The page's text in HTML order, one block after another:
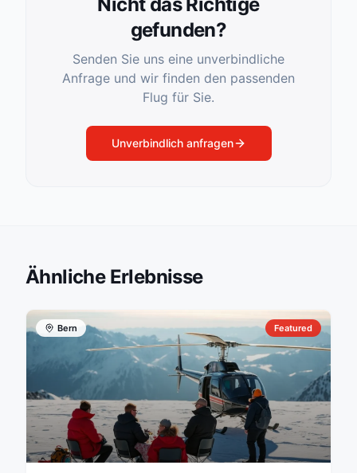
gefunden?
Senden Sie uns eine unverbindliche
Anfrage und wir finden den passenden
Flug für Sie.
Unverbindlich anfragen
Ähnliche Erlebnisse
Bern Featured